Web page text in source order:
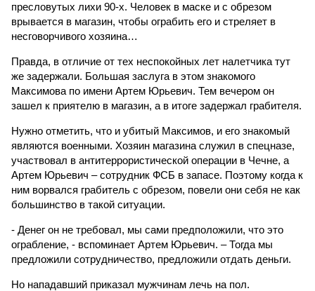
пресловутых лихи 90-х. Человек в маске и с обрезом
врывается в магазин, чтобы ограбить его и стреляет в
несговорчивого хозяина…
Правда, в отличие от тех неспокойных лет налетчика тут
же задержали. Большая заслуга в этом знакомого
Максимова по имени Артем Юрьевич. Тем вечером он
зашел к приятелю в магазин, а в итоге задержал грабителя.
Нужно отметить, что и убитый Максимов, и его знакомый
являются военными. Хозяин магазина служил в спецназе,
участвовал в антитеррористической операции в Чечне, а
Артем Юрьевич – сотрудник ФСБ в запасе. Поэтому когда к
ним ворвался грабитель с обрезом, повели они себя не как
большинство в такой ситуации.
- Денег он не требовал, мы сами предположили, что это
ограбление, - вспоминает Артем Юрьевич. – Тогда мы
предложили сотрудничество, предложили отдать деньги.
Но нападавший приказал мужчинам лечь на пол.